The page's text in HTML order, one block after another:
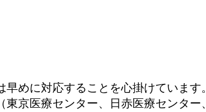
めに対応することを心掛けていま
京医療センター、日赤医療センタ